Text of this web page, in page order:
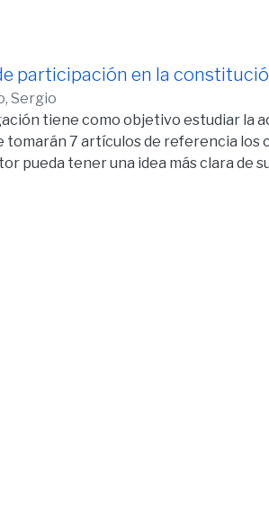
participación en la
Sergio
tiene como objetivo estudiar la
tomarán 7 artículos de referencia los
pueda tener una idea más clara de